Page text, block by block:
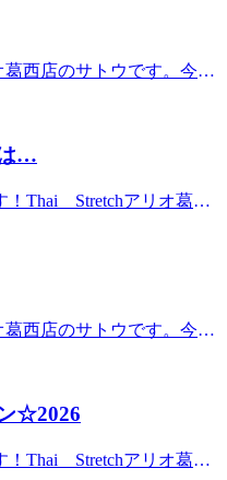
オ葛西店＜営業時間＞
ます。あらかじめご了承
・.*☆。・.*☆。・.*☆。
いものが食べたくなりま
いのではないでしょう
バテや体調不良の原因と
を溜め込むタンパク質
泌が活性化する時間帯で
も、日中に比べて圧倒的に
が残っていたりと、疲労
麦茶やスポーツドリンクを
済ませず、ぬるめのお湯
しなどのクエン酸を意識
日(火)のおすすめコース
です！お電話ですとより
！施術中ですと、すぐに対
守番電話にメッセージを
！タイ古式ストレッチ！
間＞10：00～21：00（最
葛西店のサトウです。今日
ストレスホルモンを減ら
す。さらに、海水に含まれ
を浴びることで睡眠ホル
を感じてみてください
は新規予約NO.1 リラク
間のご相談ができます！
場合がございますので留
ると幸いです。スタッフ
ほぐして、ゆっくり伸ば
）＜住所＞東京都江戸川
…
！Thai Stretchアリオ葛西
・.*☆。・.*☆。・.*☆。
うございます。当店リラ
腰脚まわりをアプローチ
しています。アリオでた
肩や頭まわりまで疲れを
り炭酸泡で頭まわりをケ
にも対応できます。お買
定の爽快感をぜひどう
葛西店のサトウです。今日
かいても蒸発しにくくな
り入れることが大切で
酵食品もおすすめです。
☆2026
！Thai Stretchアリオ葛西